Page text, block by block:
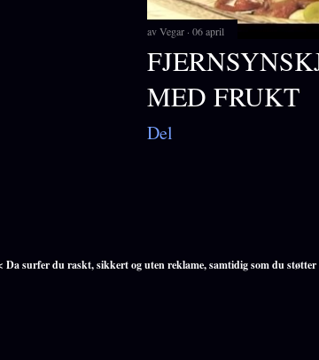
avVegar 06 april
MED FRUKT
Del
Da surfer du raskt, sikkert og uten reklame, samtidig som du